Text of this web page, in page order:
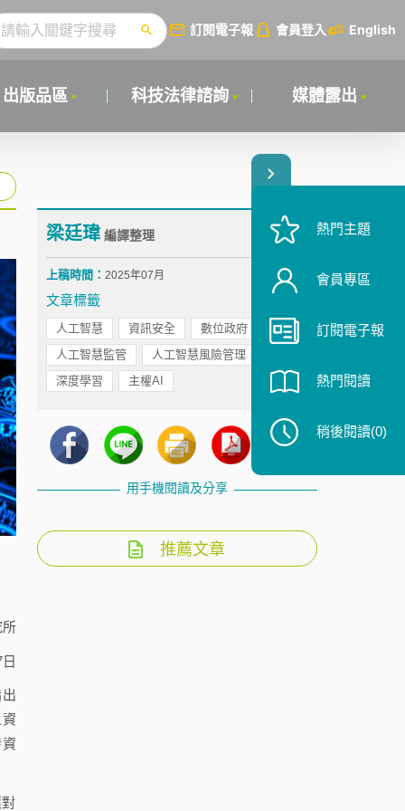
訂閱電子報 會員登入 English
出版品區 科技法律諮詢 媒體露出
梁廷瑋編譯整理
上稿時間： 2025年07月
文章標籤
人工智慧 資訊安全
數位政府
人工智慧監管
人工智慧風險管理
深度學習
主權AI
用手機閱讀及分享
推薦文章
熱門主題
會員專區
訂閱電子報
熱門閱讀
稍後閱讀(0)